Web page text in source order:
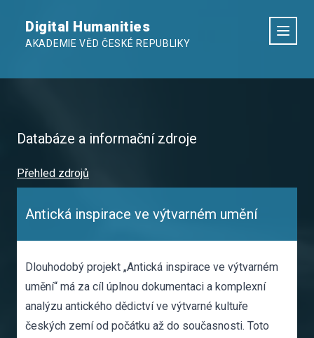
Digital Humanities
AKADEMIE VĚD ČESKÉ REPUBLIKY
Databáze a informační zdroje
Přehled zdrojů
Antická inspirace ve výtvarném umění
Dlouhodobý projekt „Antická inspirace ve výtvarném
umění“ má za cíl úplnou dokumentaci a komplexní
analýzu antického dědictví ve výtvarné kultuře
českých zemí od počátku až do současnosti. Toto